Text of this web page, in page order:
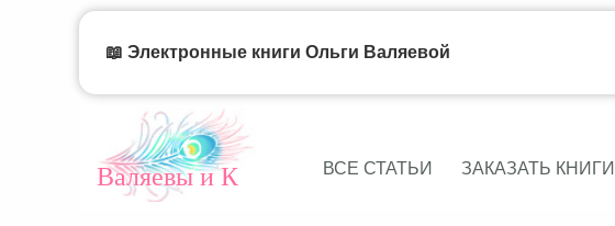
Валяевы и К ВСЕ СТАТЬИ ЗАКАЗАТЬ КНИГИ
📖 Электронные книги Ольги Валяевой